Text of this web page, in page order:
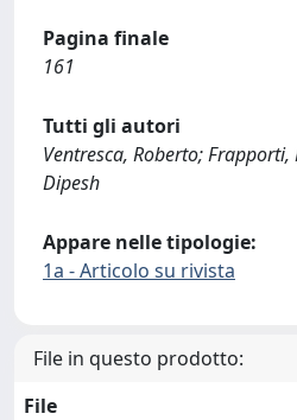
Pagina finale
161
Tutti gli autori
Ventresca, Roberto;
Dipesh
Appare nelle tipologie:
1a - Articolo su rivista
File in questo prodotto:
File